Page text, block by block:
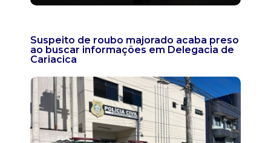
Suspeito de roubo majorado acaba preso
ao buscar informações em Delegacia de
Cariacica